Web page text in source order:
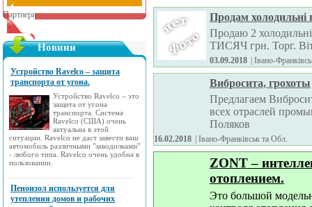
Продам холодильні
Продаю 2
ТИСЯЧ грн. Торг.
03.09.2018 | Івано-
Вибросита, грохоты
Предлагаем
всех отраслей
Поляков
16.02.2018 | Івано-Франківськ та Обл.
ZONT –
отоплением.
Это большой
Партнери
Новини
Устройство Ravelco – защита
транспорта от угона.
Устройство Ravelco – это
защита от угона
транспорта. Система
Ravelco (США) очень
актуальна в этой
ситуации. Ravelco не даст завести ваш
автомобиль различными "заводилками"
- любого типа. Ravelco очень удобна в
пользовании.
Пеноизол используется для
утепления домов и рабочих